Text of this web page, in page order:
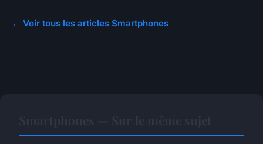
← Voir tous les articles Smartphones